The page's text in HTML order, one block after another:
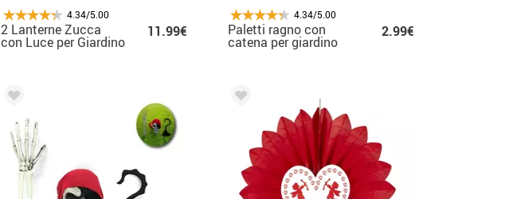
4.34/5.00
2 Lanterne Zucca
con Luce per Giardino
11.99€
4.34/5.00
Paletti ragno con
catena per giardino
53x11 cm
2.99€